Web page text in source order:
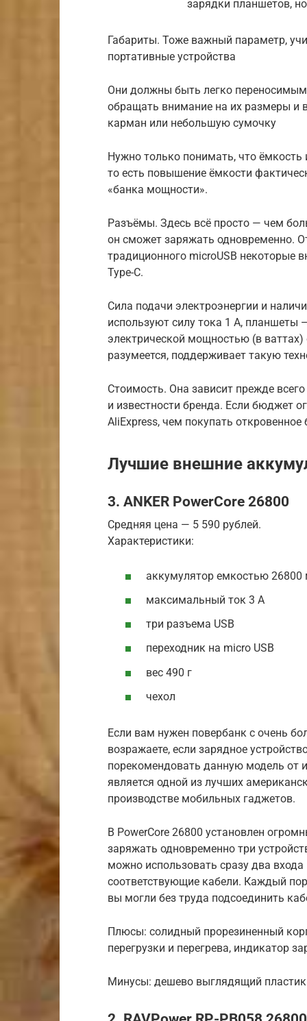
зарядки планшетов,
Габариты. Тоже важный параметр,
портативные устройства
Они должны быть легко
обращать внимание на их размеры и
карман или небольшую сумочку
Нужно только понимать, что
то есть повышение ёмкости
«банка мощности».
Разъёмы. Здесь всё просто — чем
он сможет заряжать одновременно.
традиционного microUSB некоторые
Type-C.
Сила подачи электроэнергии и
используют силу тока 1 А, планшеты
электрической мощностью (в ваттах)
разумеется, поддерживает такую
Стоимость. Она зависит прежде
и известности бренда. Если бюджет
AliExpress, чем покупать
Лучшие внешние
3. ANKER PowerCore 26800
Средняя цена — 5 590 рублей.
Характеристики:
аккумулятор емкостью 26800
максимальный ток 3 А
три разъема USB
переходник на micro USB
вес 490 г
чехол
Если вам нужен повербанк с очень
возражаете, если зарядное
порекомендовать данную модель от
является одной из лучших
производстве мобильных гаджетов.
В PowerCore 26800 установлен
заряжать одновременно три
можно использовать сразу два
соответствующие кабели. Каждый
вы могли без труда подсоединить
Плюсы: солидный прорезиненный
перегрузки и перегрева, индикатор
Минусы: дешево выглядящий